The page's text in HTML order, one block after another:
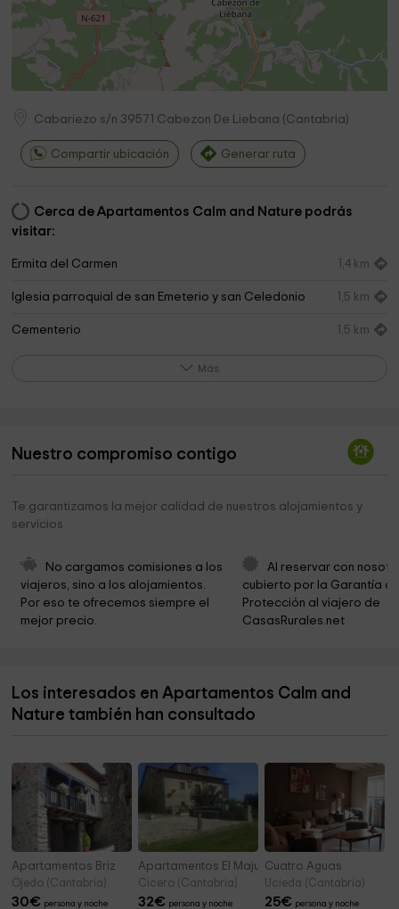
Cabariezo s/n 39571 Cabezon De Liebana (Cantabria)
Compartir ubicación Generar ruta
Cerca de Apartamentos Calm and Nature podrás
visitar:
Ermita del Carmen 1,4 km
Iglesia parroquial de san Emeterio y san Celedonio 1,5 km
Cementerio 1,5 km
Iglesia de Santa María la Real 2,5 km
Alcornocal de Tolibes . Cruce de sendero circular (
Caseta de Camarines . ( Sendero alcornocal de
Tolibes , Porcieda, Potes , Valmayor )
2,7 km
Iglesia de San Sebastián
Teleferico Funte De 3,1 km
Iglesia nueva de San Vicente 3,2 km
Más
Nuestro compromiso contigo
Te garantizamos la mejor calidad de nuestros alojamientos y
servicios
No cargamos comisiones a los
viajeros, sino a los alojamientos.
Por eso te ofrecemos siempre el
mejor precio.
Al reservar con
cubierto por la Garantía
Protección al viajero de
CasasRurales.net
Los interesados en Apartamentos Calm and
Nature también han consultado
Apartamentos Briz
Ojedo (Cantabria)
30€ persona y noche
Apartamentos El Majuelo
Cicero (Cantabria)
32€ persona y noche
Cuatro Aguas
Ucieda (Cantabria)
25€ persona y noche